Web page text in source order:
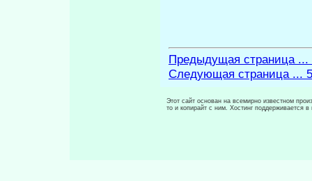
Предыдущая страница ...
Следующая страница ...
Этот сайт основан на всемирно известном
то и копирайт с ним. Хостинг поддерживается